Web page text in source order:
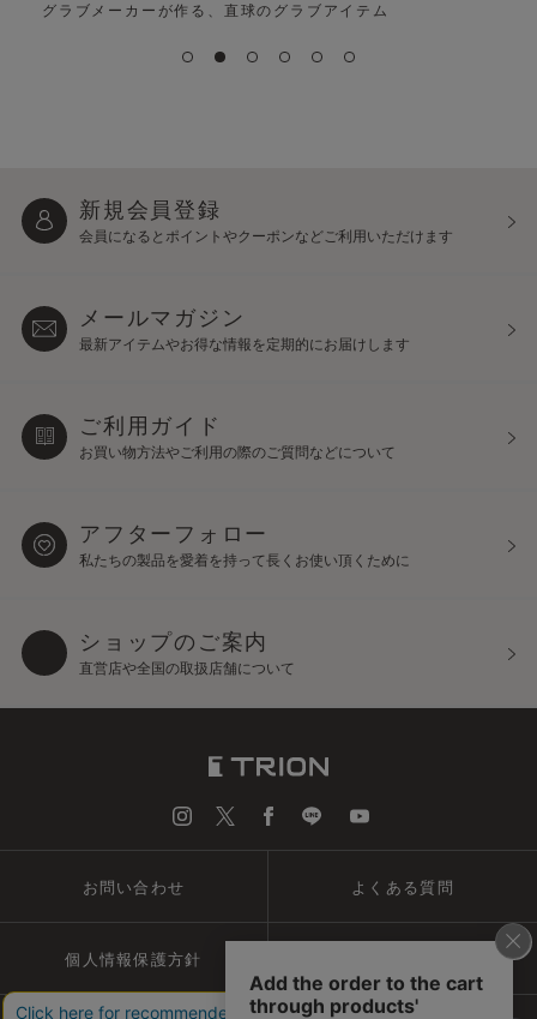
直球のグラブアイテム 時代を超える、変わらない
新規会員登録
会員になるとポイントやクーポンなどご利用いただけます
メールマガジン
最新アイテムやお得な情報を定期的にお届けします
ご利用ガイド
お買い物方法やご利用の際のご質問などについて
アフターフォロー
私たちの製品を愛着を持って長くお使い頂くために
ショップのご案内
直営店や全国の取扱店舗について
お問い合わせ よくある質問
個人情報保護方針